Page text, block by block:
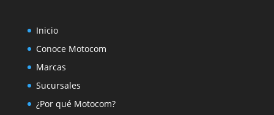
Inicio
Conoce Motocom
Marcas
Sucursales
¿Por qué Motocom?